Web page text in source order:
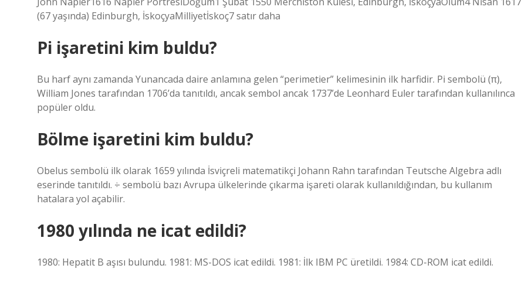
(67 yaşında) Edinburgh, İskoçyaMilliyetİskoç7 satır daha
Pi işaretini kim buldu?
Bu harf aynı zamanda Yunancada daire anlamına gelen “perimetier” kelimesinin ilk harfidir. Pi sembolü (π),
William Jones tarafından 1706’da tanıtıldı, ancak sembol ancak 1737’de Leonhard Euler tarafından kullanılınca
popüler oldu.
Bölme işaretini kim buldu?
Obelus sembolü ilk olarak 1659 yılında İsviçreli matematikçi Johann Rahn tarafından Teutsche Algebra adlı
eserinde tanıtıldı. ÷ sembolü bazı Avrupa ülkelerinde çıkarma işareti olarak kullanıldığından, bu kullanım
hatalara yol açabilir.
1980 yılında ne icat edildi?
1980: Hepatit B aşısı bulundu. 1981: MS-DOS icat edildi. 1981: İlk IBM PC üretildi. 1984: CD-ROM icat edildi.